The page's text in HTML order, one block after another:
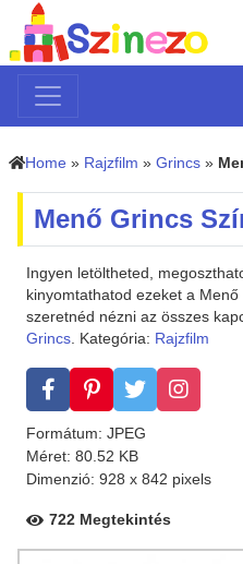
Home » Rajzfilm » Grincs »
Menő Grincs
Ingyen letöltheted,
kinyomtathatod ezeket a
szeretnéd nézni az összes
Grincs. Kategória: Rajzfilm
Formátum: JPEG
Méret: 80.52 KB
Dimenzió: 928 x 842 pixels
722 Megtekintés